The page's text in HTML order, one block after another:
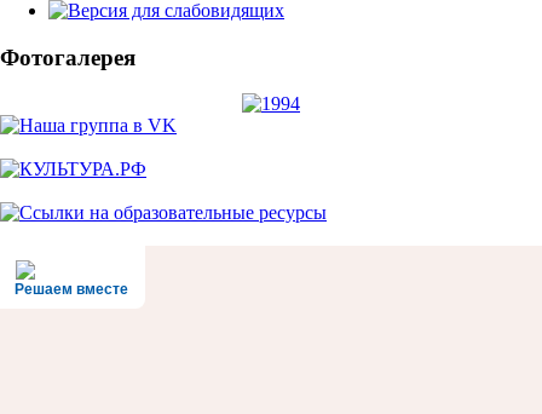
Фотогалерея
Решаем вместе